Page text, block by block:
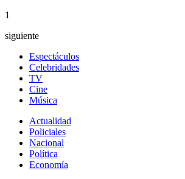
1
siguiente
Espectáculos
Celebridades
TV
Cine
Música
Actualidad
Policiales
Nacional
Política
Economía